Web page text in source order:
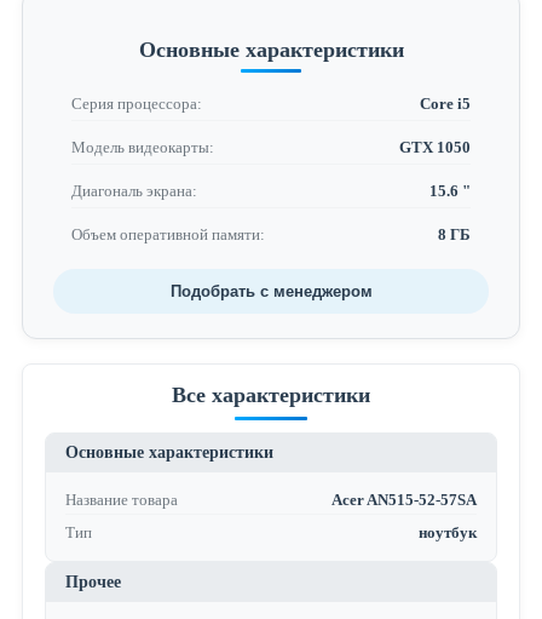
Основные характеристики
Серия процессора: Core i5
Модель видеокарты: GTX 1050
Диагональ экрана: 15.6 "
Объем оперативной памяти: 8 ГБ
Подобрать с менеджером
Все характеристики
Основные характеристики
Название товара
Acer AN515-52-57SA
Тип
ноутбук
Прочее